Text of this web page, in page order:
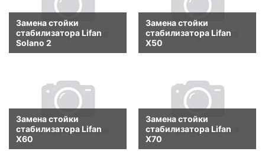
Замена стойки
стабилизатора Lifan
Solano 2
Замена стойки
стабилизатора Lifan
X50
Замена стойки
стабилизатора Lifan
X60
Замена стойки
стабилизатора Lifan
X70